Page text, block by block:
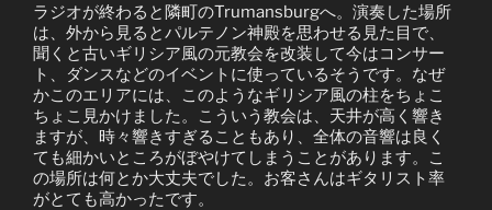
ラジオが終わると隣町のTrumansburgへ。演奏した場所
は、外から見るとパルテノン神殿を思わせる見た目で、
聞くと古いギリシア風の元教会を改装して今はコンサー
ト、ダンスなどのイベントに使っているそうです。なぜ
かこのエリアには、このようなギリシア風の柱をちょこ
ちょこ見かけました。こういう教会は、天井が高く響き
ますが、時々響きすぎることもあり、全体の音響は良く
ても細かいところがぼやけてしまうことがあります。こ
の場所は何とか大丈夫でした。お客さんはギタリスト率
がとても高かったです。